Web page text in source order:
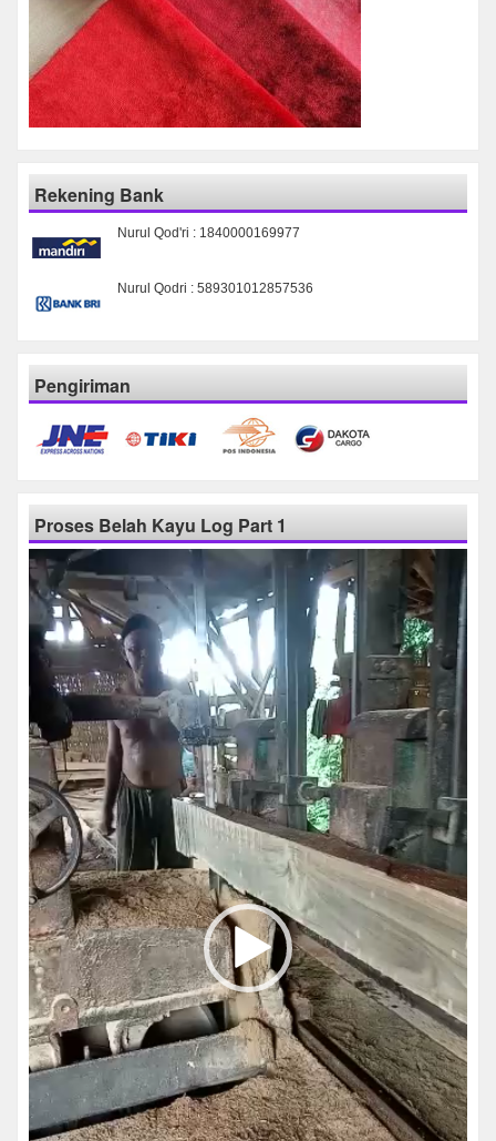
Rekening Bank
Nurul Qod'ri : 1840000169977
Nurul Qodri : 589301012857536
Pengiriman
Proses Belah Kayu Log Part 1
Pemutar
Video